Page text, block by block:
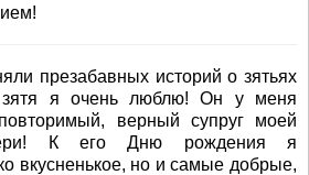
презабавных историй о зятьях
я очень люблю! Он у меня
верный супруг моей
К его Дню рождения я
вкусненькое, но и самые добрые,